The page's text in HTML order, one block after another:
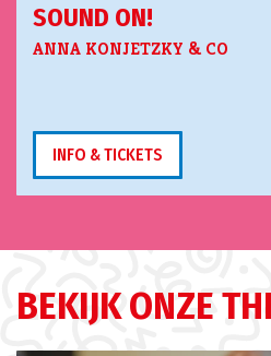
SOUND ON!
ANNA KONJETZKY & CO
INFO & TICKETS
BEKIJK ONZE